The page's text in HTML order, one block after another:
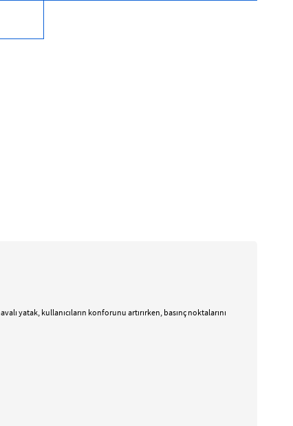
yatak, kullanıcıların konforunu artırırken, basınç noktalarını